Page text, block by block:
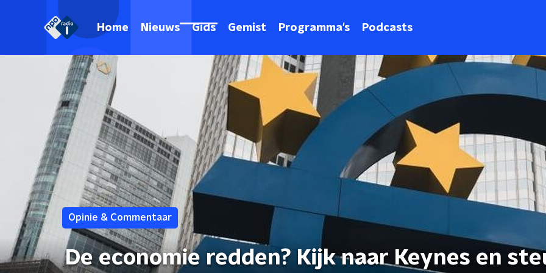
Home Nieuws Gids Gemist Programma's Podcasts
Opinie & Commentaar
De economie redden? Kijk naar Keynes en